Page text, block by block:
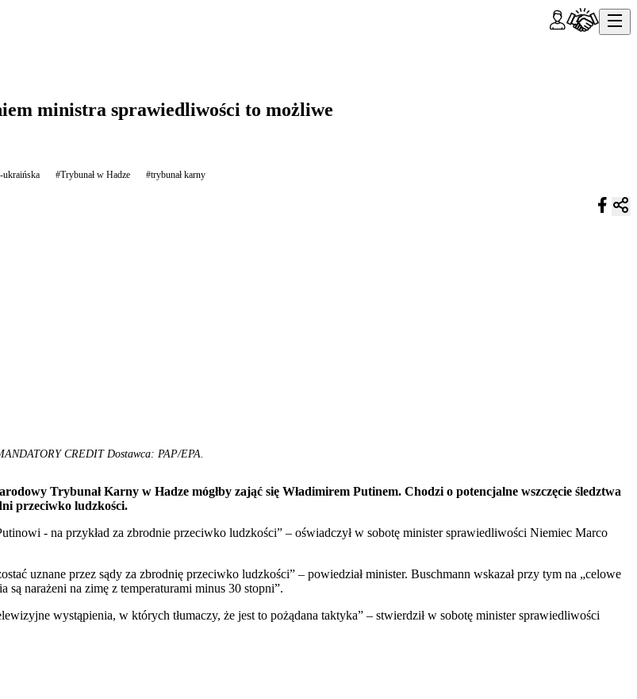
ministra sprawiedliwości to możliwe
#Trybunał w Hadze #trybunał karny
CREDIT Dostawca: PAP/EPA.
Trybunał Karny w Hadze mógłby zająć się Władimirem Putinem. Chodzi o potencjalne wszczęcie śledztwa
przeciwko ludzkości.
- na przykład za zbrodnie przeciwko ludzkości” – oświadczył w sobotę minister sprawiedliwości Niemiec Marco
uznane przez sądy za zbrodnię przeciwko ludzkości” – powiedział minister. Buschmann wskazał przy tym na „celowe
narażeni na zimę z temperaturami minus 30 stopni”.
wystąpienia, w których tłumaczy, że jest to pożądana taktyka” – stwierdził w sobotę minister sprawiedliwości